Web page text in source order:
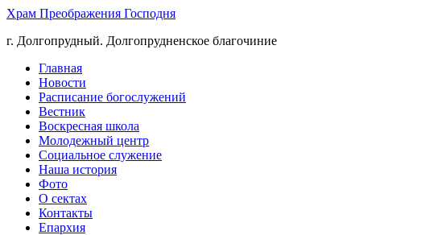
Храм Преображения Господня
г. Долгопрудный. Долгопрудненское благочиние
Главная
Новости
Расписание богослужений
Вестник
Воскресная школа
Молодежный центр
Социальное служение
Наша история
Фото
О сектах
Контакты
Епархия